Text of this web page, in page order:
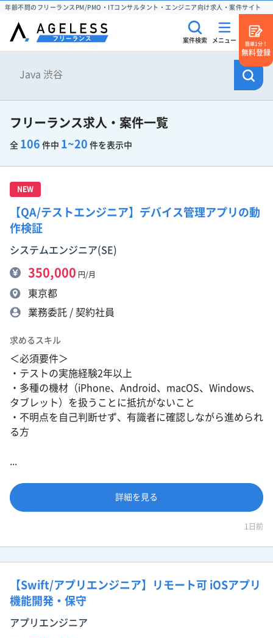
年齢不問のフリーランスPM/PMO・ITコンサルタント・エンジニア向け求人・案件サイト
案件検索 メニュー
簡単1分！
無料登録
フリーランス求人・案件一覧
全 106 件中 1~20 件を表示中
NEW
【QA/テストエンジニア】デバイス管理アプリの動
作検証
システムエンジニア(SE)
350,000 円/月
東京都
業務委託 / 契約社員
求めるスキル
＜必須要件＞
・テストの実施経験2年以上
・多種の機材（iPhone、Android、macOS、Windows、
タブレット）を扱うことに抵抗がないこと
・不明点を自己判断せず、有識者に確認しながら進められ
る方
詳細を見る
1日前
【Swift/アプリエンジニア】リモート可 iOSアプリ
機能開発・保守
アプリエンジニア